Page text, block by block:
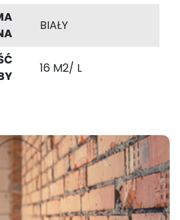
BIAŁY
16 M2/ L